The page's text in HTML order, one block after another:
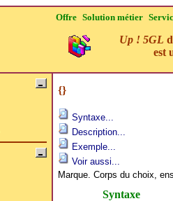
Offre Solution métier
Up ! 5GL
est
{}
Syntaxe...
Description...
Exemple...
Voir aussi...
Marque. Corps du choix,
Syntaxe